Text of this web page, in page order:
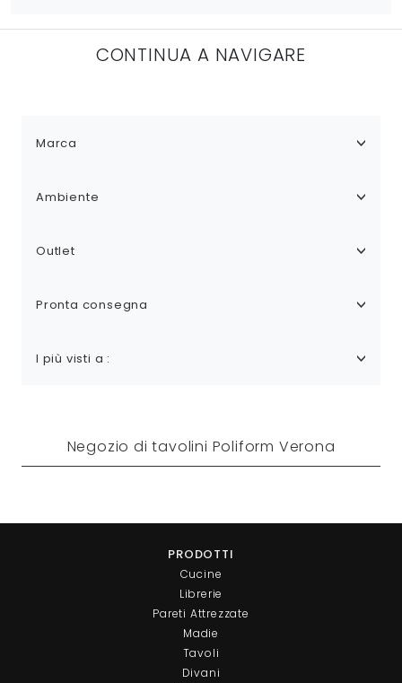
CONTINUA A NAVIGARE
Marca
Ambiente
Outlet
Pronta consegna
I più visti a :
Negozio di tavolini Poliform Verona
PRODOTTI
Cucine
Librerie
Pareti Attrezzate
Madie
Tavoli
Divani